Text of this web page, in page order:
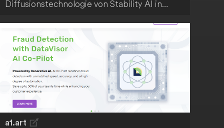
Diffusionstechnologie von Stability AI in
ermöglicht kostenlosen und
warteschlangenfreien Zugriff auf
hochauflösende Videoerstellung mit
Bildraten zwischen 3 und 30 Frames pro
Sekunde. Du kannst Videos von bis zu 4
Sekunden Länge in einer Auflösung von
576x1024 erstellen, was die Plattform ideal
für Content-Ersteller und KI-Interessierte
macht.
a1.art